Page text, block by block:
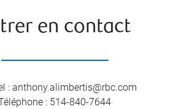
en contact
: anthony.alimbertis@rbc.com
: 514-840-7644